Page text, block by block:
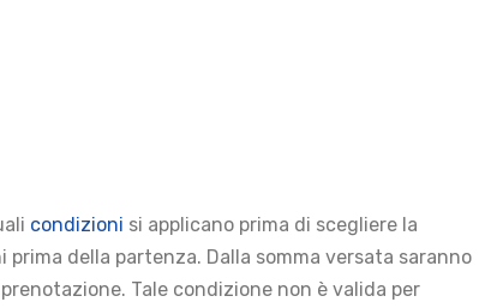
condizioni si applicano prima di scegliere la
della partenza. Dalla somma versata saranno
Tale condizione non è valida per